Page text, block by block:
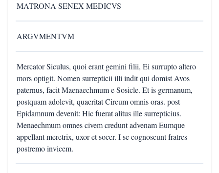
MATRONA SENEX MEDICVS
ARGVMENTVM
Mercator Siculus, quoi erant gemini filii, Ei surrupto altero
mors optigit. Nomen surrepticii illi indit qui domist Avos
paternus, facit Maenaechmum e Sosicle. Et is germanum,
postquam adolevit, quaeritat Circum omnis oras. post
Epidamnum devenit: Hic fuerat alitus ille surrepticius.
Menaechmum omnes civem credunt advenam Eumque
appellant meretrix, uxor et socer. I se cognoscunt fratres
postremo invicem.